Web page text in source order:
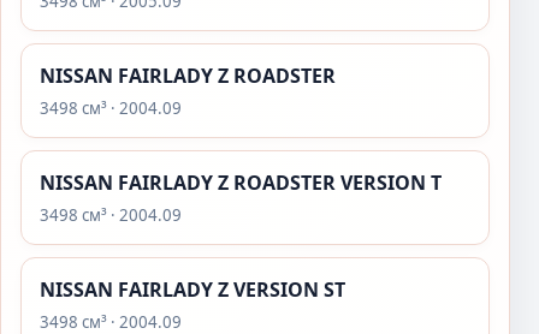
NISSAN FAIRLADY Z ROADSTER
3498 см³ · 2004.09
NISSAN FAIRLADY Z ROADSTER VERSION T
3498 см³ · 2004.09
NISSAN FAIRLADY Z VERSION ST
3498 см³ · 2004.09